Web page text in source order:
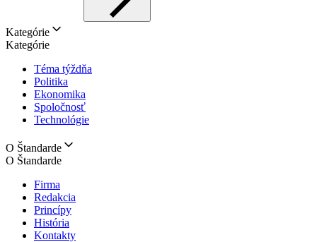
Kategórie
Kategórie
Téma týždňa
Politika
Ekonomika
Spoločnosť
Technológie
O Štandarde
O Štandarde
Firma
Redakcia
Princípy
História
Kontakty